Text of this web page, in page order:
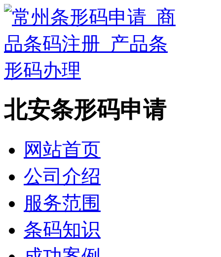
北安条形码申请
网站首页
公司介绍
服务范围
条码知识